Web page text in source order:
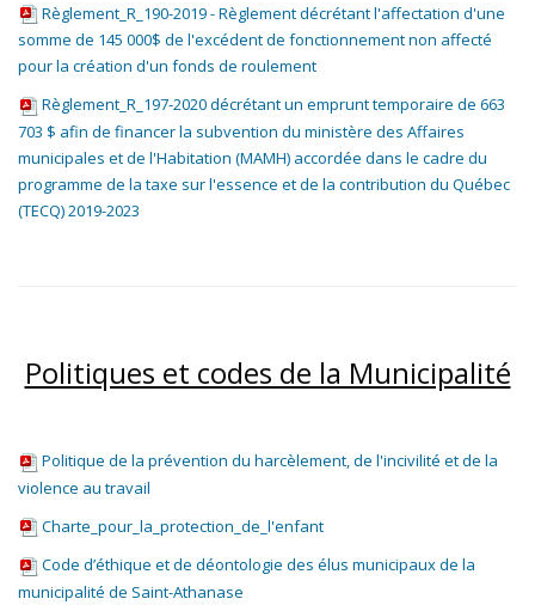
Règlement_R_190-2019 - Règlement décrétant l'affectation d'une
somme de 145 000$ de l'excédent de fonctionnement non affecté
pour la création d'un fonds de roulement
Règlement_R_197-2020 décrétant un emprunt temporaire de 663
703 $ afin de financer la subvention du ministère des Affaires
municipales et de l'Habitation (MAMH) accordée dans le cadre du
programme de la taxe sur l'essence et de la contribution du Québec
(TECQ) 2019-2023
Politiques et codes de la Municipalité
Politique de la prévention du harcèlement, de l'incivilité et de la
violence au travail
Charte_pour_la_protection_de_l'enfant
Code d’éthique et de déontologie des élus municipaux de la
municipalité de Saint-Athanase